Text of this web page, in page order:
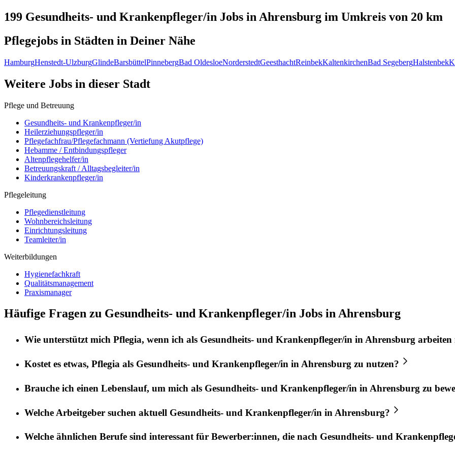
199 Gesundheits- und Krankenpfleger/in Jobs in Ahrensburg im Umkreis von 20 km
Pflegejobs in Städten in Deiner Nähe
HamburgHenstedt-UlzburgGlindeBarsbüttelPinnebergBad OldesloeNorderstedtGeesthachtReinbekKaltenkirchenBad SegebergHalstenbek
Weitere Jobs in dieser Stadt
Pflege und Betreuung
Gesundheits- und Krankenpfleger/in
Heilerziehungspfleger/in
Pflegefachfrau/Pflegefachmann (Vertiefung Akutpflege)
Hebamme / Entbindungspfleger
Altenpflegehelfer/in
Betreuungskraft / Alltagsbegleiter/in
Kinderkrankenpfleger/in
Pflegeleitung
Pflegedienstleitung
Wohnbereichsleitung
Einrichtungsleitung
Teamleiter/in
Weiterbildungen
Hygienefachkraft
Qualitätsmanagement
Praxismanager
Häufige Fragen zu Gesundheits- und Krankenpfleger/in Jobs in Ahrensburg
Wie unterstützt mich Pflegia, wenn ich als Gesundheits- und Krankenpfleger/in inAhrensburg arbeiten
Kostet es etwas, Pflegia als Gesundheits- und Krankenpfleger/in in Ahrensburg zu nutzen?
Brauche ich einen Lebenslauf, um mich als Gesundheits- und Krankenpfleger/in in Ahrensburg zu
Welche Arbeitgeber suchen aktuell Gesundheits- und Krankenpfleger/in in Ahrensburg?
Welche ähnlichen Berufe sind interessant für Bewerber:innen, die nach Gesundheits- und